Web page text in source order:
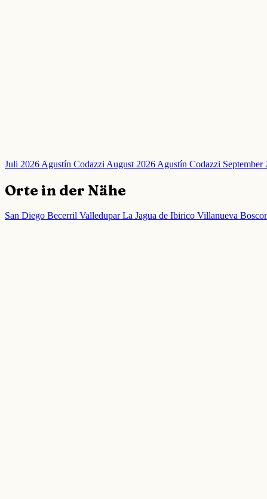
Juli 2026 Agustín Codazzi August 2026 Agustín Codazzi
Orte in der Nähe
San Diego Becerril ValleduparLa Jagua de Ibirico Villanueva